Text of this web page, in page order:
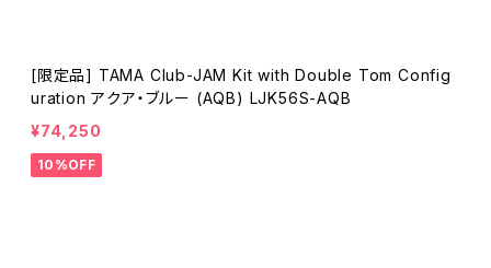
[限定品] TAMA Club-JAM Kit with Double Tom Config
uration アクア・ブルー (AQB) LJK56S-AQB
¥74,250
10%OFF